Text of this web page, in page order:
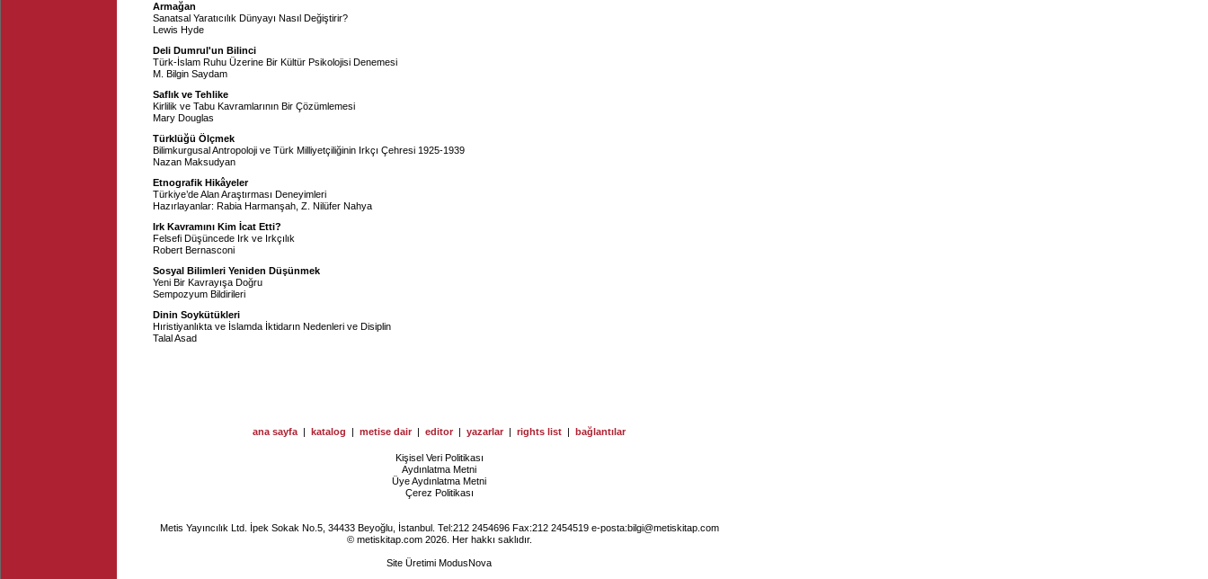
Armağan
Sanatsal Yaratıcılık Dünyayı Nasıl Değiştirir?
Lewis Hyde
Deli Dumrul'un Bilinci
Türk-İslam Ruhu Üzerine Bir Kültür Psikolojisi Denemesi
M. Bilgin Saydam
Saflık ve Tehlike
Kirlilik ve Tabu Kavramlarının Bir Çözümlemesi
Mary Douglas
Türklüğü Ölçmek
Bilimkurgusal Antropoloji ve Türk Milliyetçiliğinin Irkçı Çehresi 1925-1939
Nazan Maksudyan
Etnografik Hikâyeler
Türkiye’de Alan Araştırması Deneyimleri
Hazırlayanlar: Rabia Harmanşah Z. Nilüfer Nahya
Irk Kavramını Kim İcat Etti?
Felsefi Düşüncede Irk ve Irkçılık
Robert Bernasconi
Sosyal Bilimleri Yeniden Düşünmek
Yeni Bir Kavrayışa Doğru
Sempozyum Bildirileri
Dinin Soykütükleri
Hıristiyanlıkta ve İslamda İktidarın Nedenleri ve Disiplin
Talal Asad
ana sayfa | katalog | metise dair | editor | yazarlar | rights list | bağlantılar
Kişisel Veri Politikası
Aydınlatma Metni
Üye Aydınlatma Metni
Çerez Politikası
Metis Yayıncılık Ltd. İpek Sokak No.5, 34433 Beyoğlu, İstanbul. Tel:212 2454696 Fax:212 2454519 e-posta:bilgi@metiskitap.com
© metiskitap.com 2026. Her hakkı saklıdır.
Site Üretimi ModusNova